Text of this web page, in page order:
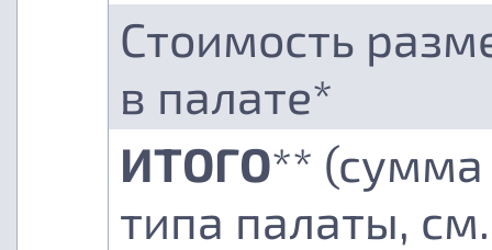
Стоимость
в палате*
ИТОГО** (сумма
типа палаты,